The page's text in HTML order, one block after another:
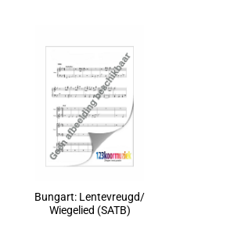
Bungart: Lentevreugd/
Wiegelied (SATB)